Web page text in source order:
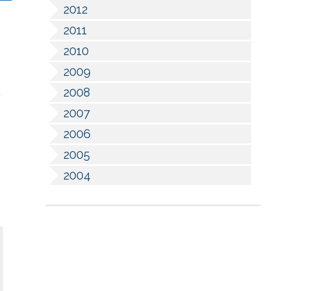
2012
2011
2010
2009
2008
2007
2006
2005
2004